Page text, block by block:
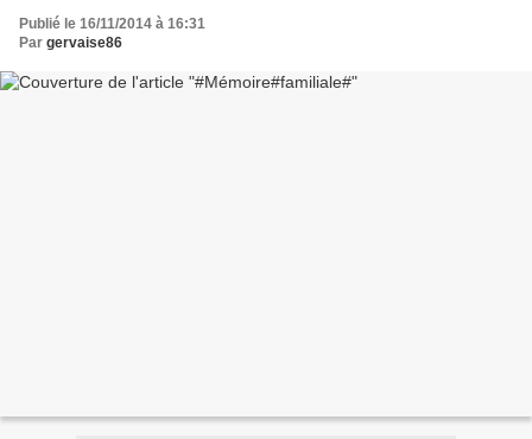
Publié le 16/11/2014 à 16:31
Par gervaise86